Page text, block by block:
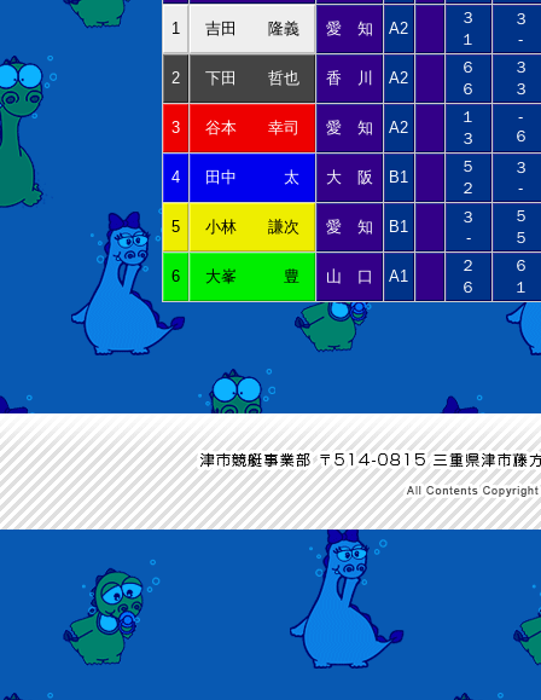
1 吉田 隆義 愛 知 A2
３
１
３
-
2 下田 哲也 香 川 A2
６
６
３
３
3 谷本 幸司 愛 知 A2
１
３
-
６
4 田中 太 大 阪 B1
５
２
３
-
5 小林 謙次 愛 知 B1
３
-
５
５
6 大峯 豊 山 口 A1
２
６
６
１